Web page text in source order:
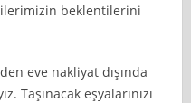
beklentilerini
eve nakliyat dışında
Taşınacak eşyalarınızı